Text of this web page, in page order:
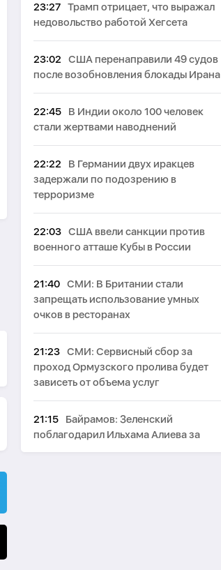
23:27 Трамп отрицает, что выражал
недовольство работой Хегсета
23:02
США перенаправили 49 судов
после возобновления блокады Ирана
22:45
В Индии около 100 человек
стали жертвами наводнений
22:22
В Германии двух иракцев
задержали по подозрению в
терроризме
22:03 США ввели санкции против
военного атташе Кубы в России
21:40 СМИ: В Британии стали
запрещать использование умных
очков в ресторанах
21:23 СМИ: Сервисный сбор за
проход Ормузского пролива будет
зависеть от объема услуг
21:15
Байрамов: Зеленский
поблагодарил Ильхама Алиева за
гумпомощь Украине